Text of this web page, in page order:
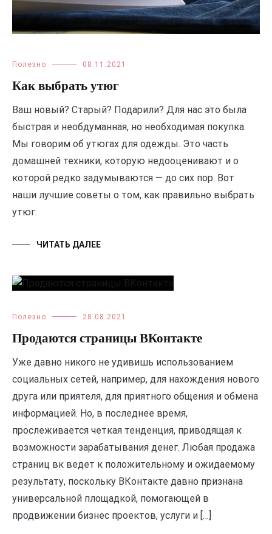
Полезно 08.11.2021
Как выбрать утюг
Ваш новый? Старый? Подарили? Для нас это была
быстрая и необдуманная, но необходимая покупка.
Мы говорим об утюгах для одежды. Это часть
домашней техники, которую недооценивают и о
которой редко задумываются — до сих пор. Вот
наши лучшие советы о том, как правильно выбрать
утюг.
ЧИТАТЬ ДАЛЕЕ
Полезно 28.08.2021
Продаются страницы ВКонтакте
Уже давно никого не удивишь использованием
социальных сетей, например, для нахождения нового
друга или приятеля, для приятного общения и обмена
информацией. Но, в последнее время,
прослеживается четкая тенденция, приводящая к
возможности зарабатывания денег. Любая продажа
страниц вк ведет к положительному и ожидаемому
результату, поскольку ВКонтакте давно признана
универсальной площадкой, помогающей в
продвижении бизнес проектов, услуги и […]